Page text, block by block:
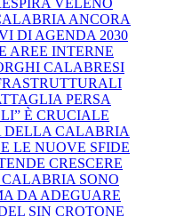
VELENO
ANCORA
DI AGENDA 2030
AREE INTERNE
CALABRESI
PERSA
È CRUCIALE
DELLA CALABRIA
LE NUOVE SFIDE
CRESCERE
SONO
DA ADEGUARE
SIN CROTONE